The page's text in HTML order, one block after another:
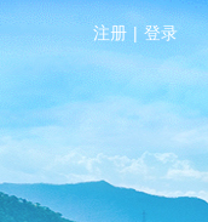
注册 | 登录